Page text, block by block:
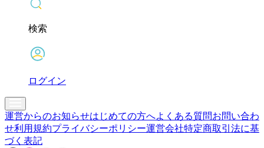
検索
ログイン
運営からのお知らせはじめての方へよくある質問お問い合わ
せ利用規約プライバシーポリシー運営会社特定商取引法に基
づく表記